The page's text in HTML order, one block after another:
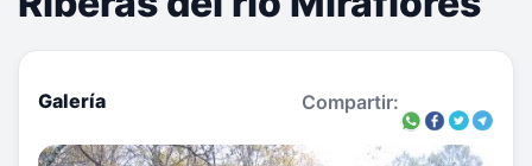
Galería Compartir: